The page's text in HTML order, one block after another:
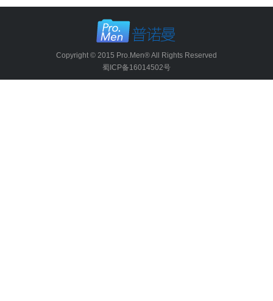
Copyright © 2015 Pro.Men® All Rights Reserved
蜀ICP备16014502号